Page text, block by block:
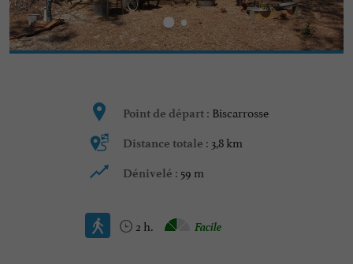
Point de départ : Biscarrosse
Distance totale : 3,8 km
Dénivelé : 59 m
2 h. Facile